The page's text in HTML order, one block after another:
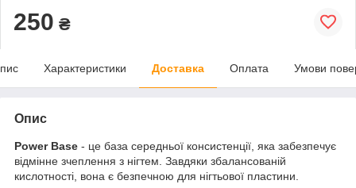
250 ₴
Характеристики Доставка Оплата Умови
Опис
Power Base - це база середньої консистенції, яка забезпечує
відмінне зчеплення з нігтем. Завдяки збалансованій
кислотності, вона є безпечною для нігтьової пластини.